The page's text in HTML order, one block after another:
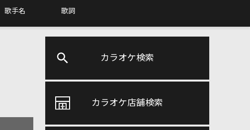
歌手名 歌詞
カラオケ検索
カラオケ店舗検索